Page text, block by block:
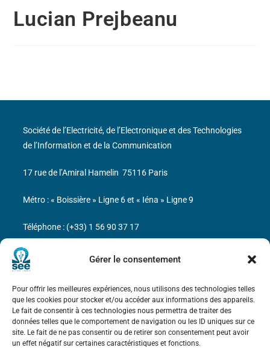
Gérer le consentement
Pour offrir les meilleures expériences, nous utilisons des technologies telles
que les cookies pour stocker et/ou accéder aux informations des appareils.
Le fait de consentir à ces technologies nous permettra de traiter des
données telles que le comportement de navigation ou les ID uniques sur ce
site. Le fait de ne pas consentir ou de retirer son consentement peut avoir
un effet négatif sur certaines caractéristiques et fonctions.
Lucian Prejbeanu
Bicentenaire des découvertes d’André-
Marie Ampère
Mentions légales
Société de l’Electricité, de l’Electronique et des Technologies
de l’Information et de la Communication
17 rue de l’Amiral Hamelin 75116 Paris
Métro : « Boissière » Ligne 6 et « Iéna » Ligne 9
Téléphone : (+33) 1 56 90 37 17
N° de SIREN : 785 393 232, Code APE : 9412Z TVA intra-
communautaire : FR44 785 393 232